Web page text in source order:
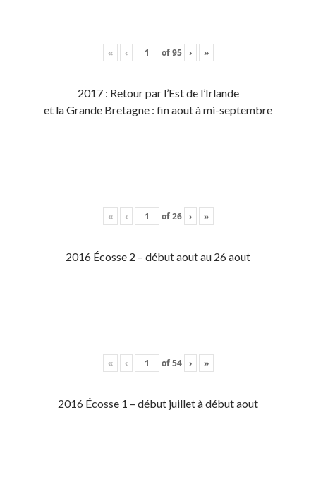
« ‹ of95 › »
2017 : Retour par l’Est de l’Irlande
et la Grande Bretagne : fin aout à mi-septembre
« ‹ of26 › »
2016 Écosse 2 – début aout au 26 aout
« ‹ of54 › »
2016 Écosse 1 – début juillet à début aout